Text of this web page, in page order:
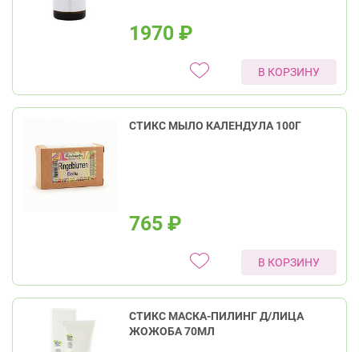
1970 ₽
В КОРЗИНУ
СТИКС МЫЛО КАЛЕНДУЛА 100Г
765 ₽
В КОРЗИНУ
СТИКС МАСКА-ПИЛИНГ Д/ЛИЦА
ЖОЖОБА 70МЛ